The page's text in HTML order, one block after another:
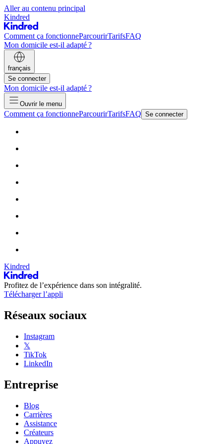
Aller au contenu principal
Kindred
Comment ça fonctionneParcourirTarifsFAQ
Mon domicile est-il adapté ?
français
Se connecter
Mon domicile est-il adapté ?
Ouvrir le menu
Comment ça fonctionneParcourirTarifsFAQ Se connecter
Kindred
Profitez de l’expérience dans son intégralité.
Télécharger l’appli
Réseaux sociaux
Instagram
𝕏
TikTok
LinkedIn
Entreprise
Blog
Carrières
Assistance
Créateurs
Appuyez